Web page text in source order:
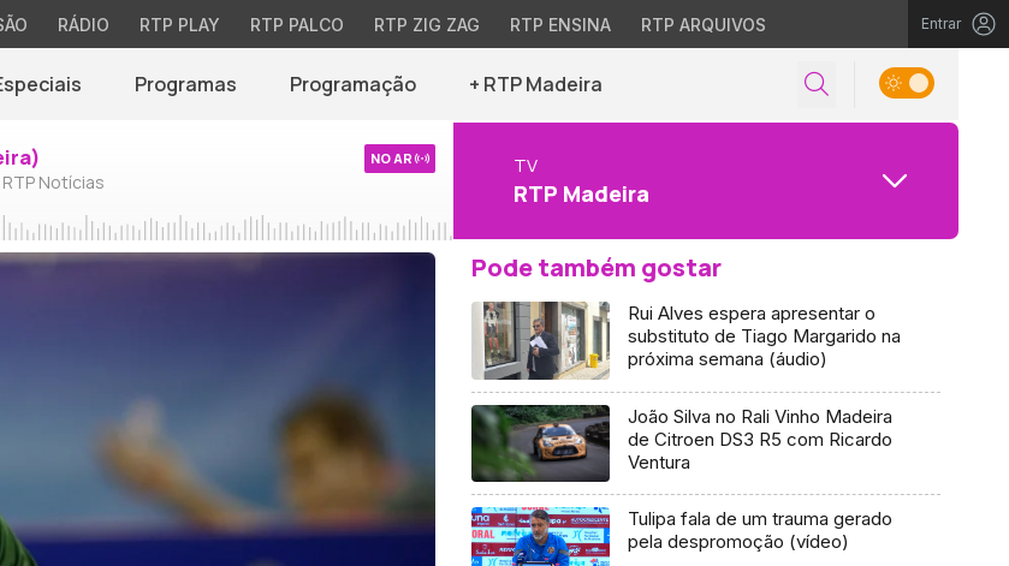
RÁDIO RTP PLAY RTP PALCO RTP ZIG ZAG RTP ENSINA RTP ARQUIVOS Entrar
Programas Programação + RTP Madeira
Notícias
NO AR TV
RTP Madeira
Pode também gostar
Rui Alves espera apresentar o
substituto de Tiago Margarido na
próxima semana (áudio)
João Silva no Rali Vinho Madeira
de Citroen DS3 R5 com Ricardo
Ventura
Tulipa fala de um trauma gerado
pela despromoção (vídeo)